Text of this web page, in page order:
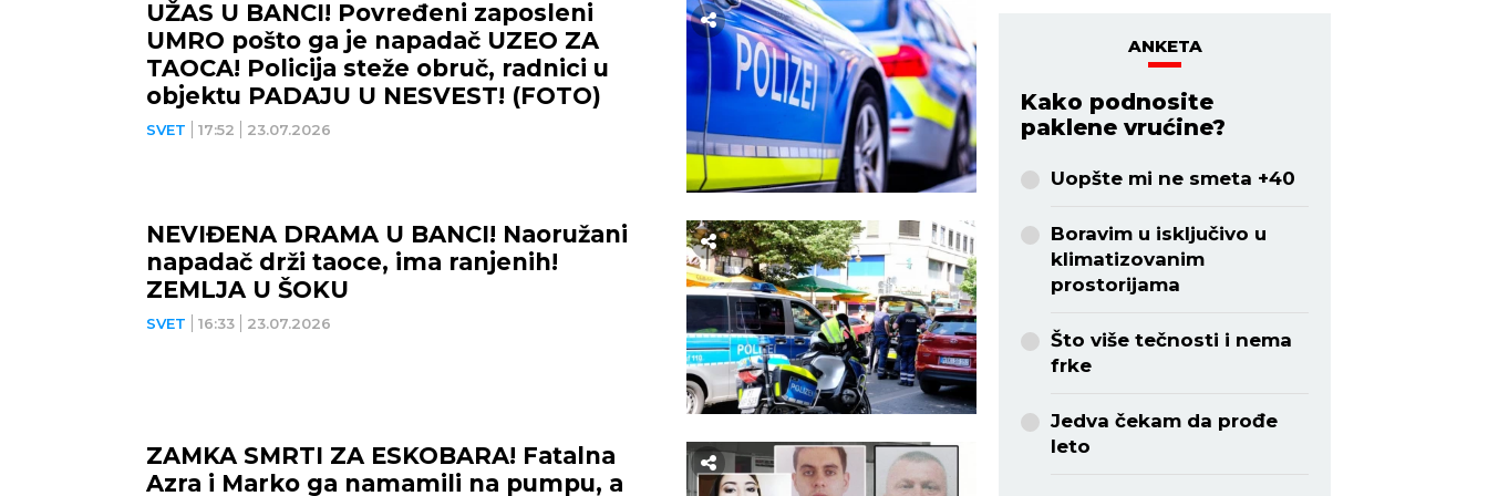
SVET 17:52 23.07.2026
UŽAS U BANCI! Povređeni zaposleni
UMRO pošto ga je napadač UZEO ZA
TAOCA! Policija steže obruč, radnici u
objektu PADAJU U NESVEST! (FOTO)
SVET 16:33 23.07.2026
NEVIĐENA DRAMA U BANCI! Naoružani
napadač drži taoce, ima ranjenih!
ZEMLJA U ŠOKU
ZAMKA SMRTI ZA ESKOBARA! Fatalna
Azra i Marko ga namamili na pumpu, a
ANKETA
Kako podnosite
paklene vrućine?
Uopšte mi ne smeta +40
Boravim u isključivo u
klimatizovanim
prostorijama
Što više tečnosti i nema
frke
Jedva čekam da prođe
leto